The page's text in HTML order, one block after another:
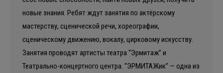
новые знания. Ребят ждут занятия по актёрскому
мастерству, сценической речи, хореографии,
сценическому движению, вокалу, цирковому искусству.
Занятия проводят артисты театра “Эрмитаж” и
Театрально-концертного центра. “ЭРМИТАЖик” — одна из